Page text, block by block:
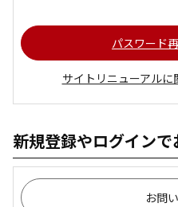
パスワード
サイトリニューアル
新規登録やログインで
お問